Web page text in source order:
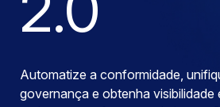
Automatize a conformidade,
governança e obtenha visibilidade